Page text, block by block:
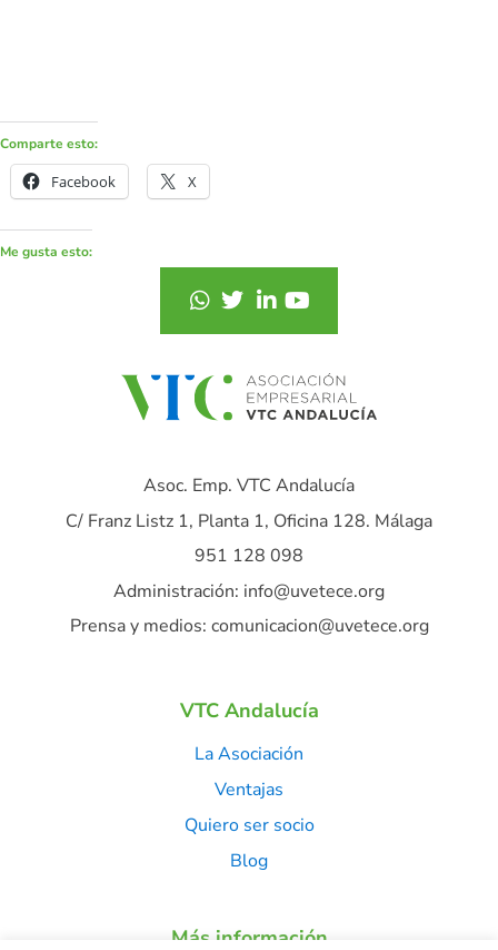
Comparte esto:
Facebook X
Me gusta esto:
Asoc. Emp. VTC Andalucía
C/ Franz Listz 1, Planta 1, Oficina 128. Málaga
951 128 098
Administración: info@uvetece.org
Prensa y medios: comunicacion@uvetece.org
VTC Andalucía
La Asociación
Ventajas
Quiero ser socio
Blog
Más información